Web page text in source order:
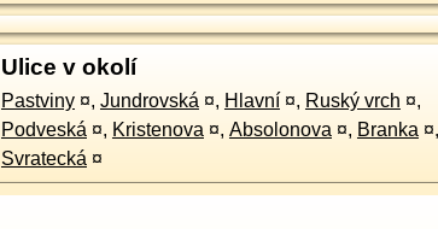
Ulice v okolí
Pastviny ¤, Jundrovská ¤, Hlavní ¤, Ruský vrch ¤,
Podveská ¤, Kristenova ¤, Absolonova ¤, Branka ¤,
Svratecká ¤